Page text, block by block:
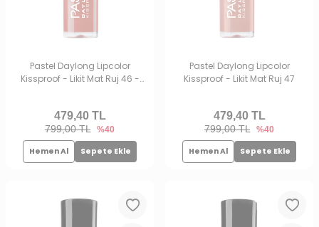
Pastel Daylong Lipcolor
Kissproof - Likit Mat Ruj 46 -
799,00 TL %40
479,40TL
Hemen Al Sepete Ekle
Pastel Daylong Lipcolor
Kissproof - Likit Mat Ruj 47
799,00 TL %40
479,40TL
Hemen Al Sepete Ekle